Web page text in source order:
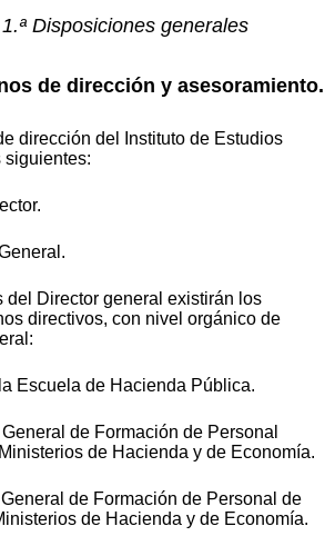
Disposiciones generales
de dirección y asesoramiento.
dirección del Instituto de Estudios
siguientes:
del Director general existirán los
directivos, con nivel orgánico de
Escuela de Hacienda Pública.
de Formación de Personal
de Hacienda y de Economía.
de Formación de Personal de
de Hacienda y de Economía.